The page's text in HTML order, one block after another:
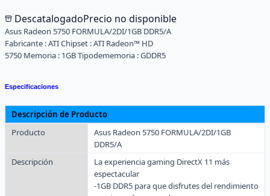
DescatalogadoPrecio no disponible
Asus Radeon 5750 FORMULA/2DI/1GB DDR5/A
Fabricante :ATIChipset :ATI Radeon™ HD
5750 Memoria : 1GBTipodememoria :GDDR5
Especificaciones
Descripción de Producto
Producto
Asus Radeon 5750 FORMULA/2DI/1GB
DDR5/A
Descripción
La experiencia gaming DirectX 11 más
espectacular
-1GB DDR5 para que disfrutes del rendimiento